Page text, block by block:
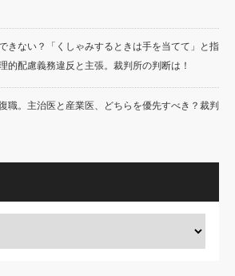
きない？「くしゃみするときは手を当てて」と指
的配慮義務違反と主張。裁判所の判断は！
職。主治医と産業医、どちらを優先すべき？裁判